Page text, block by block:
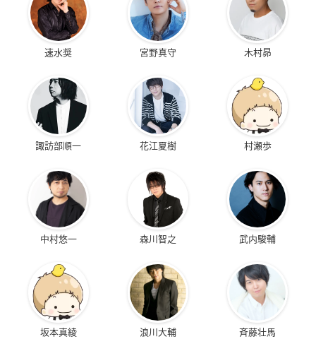
速水奨 宮野真守 木村昴
諏訪部順一 花江夏樹 村瀬歩
中村悠一 森川智之 武内駿輔
坂本真綾 浪川大輔 斉藤壮馬